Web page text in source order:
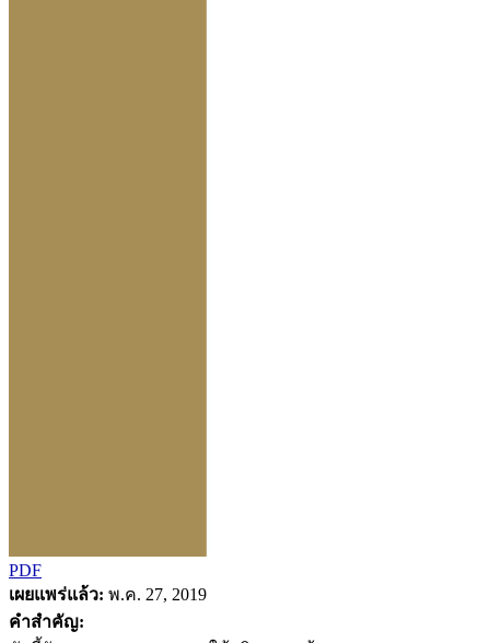
PDF
เผยแพร่แล้ว: พ.ค. 27, 2019
คำสำคัญ: